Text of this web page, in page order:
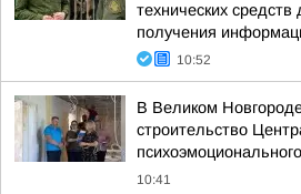
технических средств
получения
10:52
В Великом
строительство
10:41